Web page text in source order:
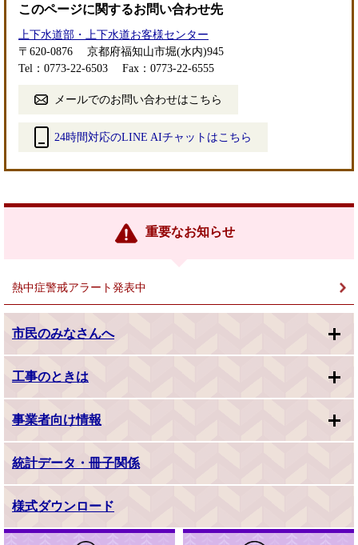
このページに関するお問い合わせ先
上下水道部・上下水道お客様センター
〒620-0876
京都府福知山市堀(水内)945
Tel：0773-22-6503
Fax：0773-22-6555
メールでのお問い合わせはこちら
24時間対応のLINE AIチャットはこちら
リ
重要なお知らせ
熱中症警戒アラート発表中
市民のみなさんへ
工事のときは
事業者向け情報
統計データ・冊子関係
様式ダウンロード